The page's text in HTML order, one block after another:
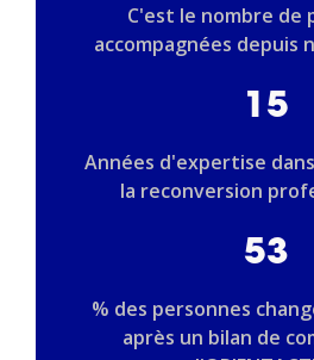
C'est le nombre de
accompagnées depuis
15
Années d'expertise
la reconversion
53
% des personnes
après un bilan de